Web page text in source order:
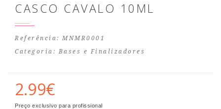
CASCO CAVALO 10ML
Referência: MNMR0001
Categoria: Bases e Finalizadores
2.99€
Preço exclusivo para profissional